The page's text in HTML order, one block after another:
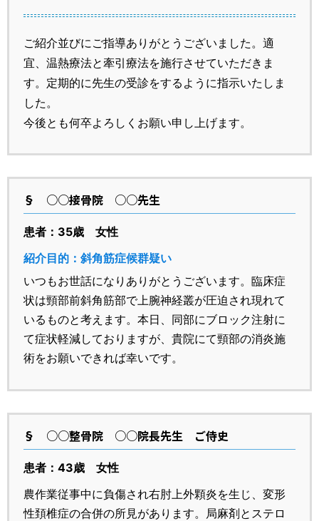
ご紹介並びにご指導ありがとうございました。適
宜、温熱療法と牽引療法を施行させていただきま
す。定期的に先生の受診をするように指示いたしま
した。
今後とも何卒よろしくお願い申し上げます。
§ ○○接骨院 ○○先生
患者：35歳 女性
紹介目的：斜角筋症候群疑い
いつもお世話になりありがとうございます。臨床症
状は頸部前斜角筋部で上腕神経叢が圧迫され現れて
いるものと考えます。本日、同部にブロック注射に
て症状軽減しておりますが、貴院にて頸部の消炎施
術をお願いできれば幸いです。
§ ○○整骨院 ○○院長先生 ご侍史
患者：43歳 女性
農作業従事中に負傷され右肘上外顆炎を生じ、変形
性頚椎症の合併の所見があります。局麻剤とステロ